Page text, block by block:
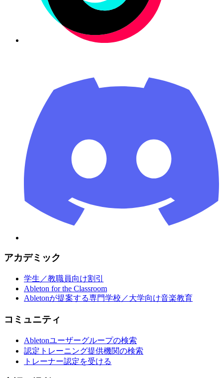
アカデミック
学生／教職員向け割引
Ableton for the Classroom
Abletonが提案する専門学校／大学向け音楽教育
コミュニティ
Abletonユーザーグループの検索
認定トレーニング提供機関の検索
トレーナー認定を受ける